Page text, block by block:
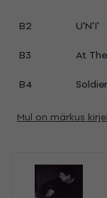
B2
U'N'I'
B3
At
B4
Mul on märkus